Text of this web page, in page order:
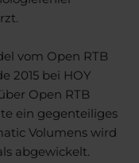
vom Open RTB
2015 bei HOY
Open RTB
ein gegenteiliges
Volumens wird
abgewickelt.